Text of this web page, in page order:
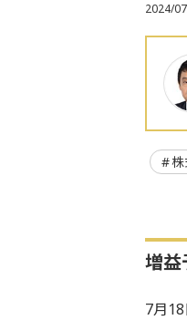
2024/
株
増益
7月